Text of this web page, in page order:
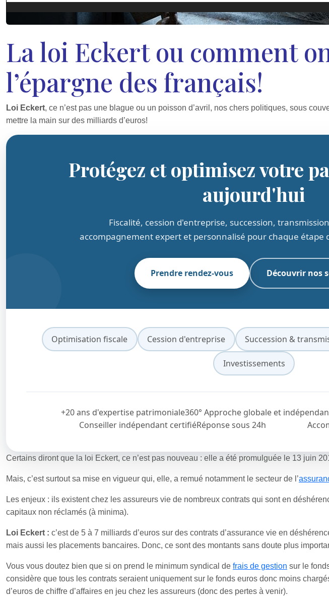
La loi Eckert ou comment
l’épargne des français!
Loi Eckert, ce n’est pas une blague ou un poisson d’avril, nos chers politiques, sous
mettre la main sur des milliards d’euros!
Protégez et optimisez votre
aujourd'hui
Fiscalité, cession d'entreprise, succession,
accompagnement expert et personnalisé pour chaque étape
Prendre rendez-vous Découvrir nos
Optimisation fiscale Cession d'entreprise Succession &
Investissements
+20 ans d'expertise patrimoniale360° Approche globale et
Conseiller indépendant certifiéRéponse sous 24h
Certains diront que la loi Eckert, ce n’est pas nouveau : elle a été promulguée le 13 juin
Mais, c’est surtout sa mise en vigueur qui, elle, a remué notamment le secteur de l’
Les enjeux : ils existent chez les assureurs vie de nombreux contrats qui sont en
capitaux non réclamés (à minima).
Loi Eckert : c’est de 5 à 7 milliards d’euros sur des contrats d’assurance vie en
mais aussi les placements bancaires. Donc, ce sont des montants sans doute plus
Vous vous doutez bien que si on prend le minimum syndical de frais de gestion sur le
considère que tous les contrats seraient uniquement sur le fonds euros donc moins
d’euros de chiffre d’affaires en jeu chez les assureurs (donc des pertes à venir).